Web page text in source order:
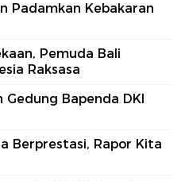
Padamkan Kebakaran
Pemuda Bali
Raksasa
Bapenda DKI
Berprestasi, Rapor Kita